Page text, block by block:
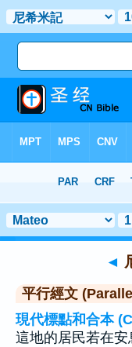
章 10> 聖經金句 31
◄
平行經文
現代標點和合本
這地的居民若在